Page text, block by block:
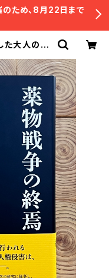
ため、8月22日まで
大人のた